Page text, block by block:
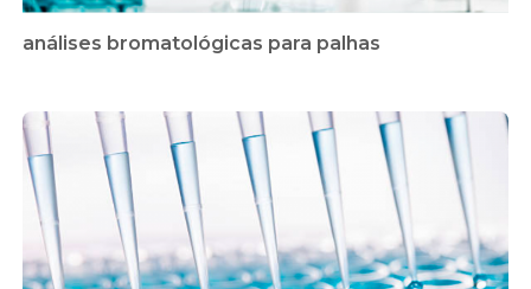
análises bromatológicas para palhas